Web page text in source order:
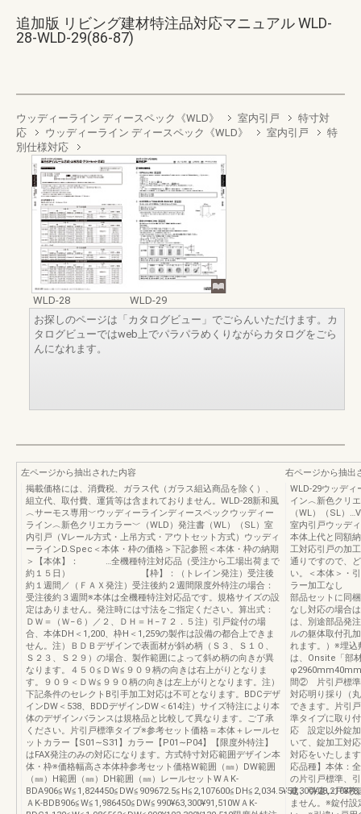
追加版 リビング建材特注品対応マニュアル WLD-
28-WLD-29(86-87)
ウッディーライン ディースペック《WLD》 室内引戸
特寸対
応
ウッディーライン ディースペック《WLD》 室内引戸
特
別仕様対応
WLD-28
WLD-29
お探しのページは「カタログビュー」でごらんいただけます。カ
タログビューではweb上でパラパラめくりながらカタログをごら
んになれます。
左ページから抽出された内容
掲載価格には、消費税、ガラス代（ガラス組込商品を除く）、
組立代、取付費、運賃等は含まれておりません。WLD-28新和風
︿サーモス専用﹀ウッディーラインディースペックウッディー
ライン︿新色クリエカラー﹀（WLD）発注書（WL）（SL）室
内引戸（Vレール方式・上吊方式・アウトセット方式）ウッディ
ーラインD.Spec＜本体・枠の価格＞下記参照＜本体・枠の納期
＞【本体】： …全機種特注対応品（受注から工場出荷まで
約１５日） 【枠】：（トレイン発注）受注後
約１週間／（ＦＡＸ発注）受注後約２週間限度外特注の場合：
受注後約３週間※本体は全機種特注対応品です。規格サイズの設
定はありません。発注時には寸法をご指定ください。算出式：
ＤＷ＝（Ｗ−６）／２、ＤＨ＝Ｈ−７２．５注）引戸錠付の場
合、本体DH＜1,200、枠H＜1,259の製作は設備の都合上できま
せん。注）ＢＤＢデザインで表面材が斜め柄（Ｓ３、Ｓ１０、
Ｓ２３、Ｓ２９）の場合、製作範囲によって斜め柄の向きが異
なります。４５０≦ＤＷ≦９０９柄の向きは右上がりとなりま
す。９０９＜ＤＷ≦９９０柄の向きは左上がりとなります。注）
下記条件のセレクトB引手加工対応は不可となります。BDCデザ
インDW＜538、BDDデザインDW＜614注）サイズ特注により本
体のデザインバランスは規格品と比較して異なります。ご了承
ください。片引戸標準タイプ※参考セット価格＝本体＋レールセ
ットカラー【S01∼S31】カラー【P01∼P04】【限度外特注】
はFAX発注のみの対応になります。方式特寸対応範囲デザイン本
体・枠※価格幅高さ本体枠参考セット価格W範囲（㎜）DW範囲
（㎜）H範囲（㎜）DH範囲（㎜）レールセットWＡK-
ＡK-BDB906≦W≦1,986450≦DW≦990¥63,300¥91,510WＡK-
右ページから抽出
WLD-29ウッディ
イン︿新色クリ
（WL）（SL）
室内引戸ウッデ
本体上代と同額
工対応引戸の加
通りですので、
い。＜本体＞・
ラー加工なし
部品セットに
なし対応の場合
は、別途部品発
ルの躯体取付孔
れます。）※埋込
は、Onsite「部
φ2960mm40mm
間② 片引戸標準
対応明り採り（
できます。片引
準タイプに取り
応 設定以外錠加
いて、錠加工対
対応をいたしま
応品種】本体：
の片引戸標準、
建、引違い戸3枚
ません。※錠付